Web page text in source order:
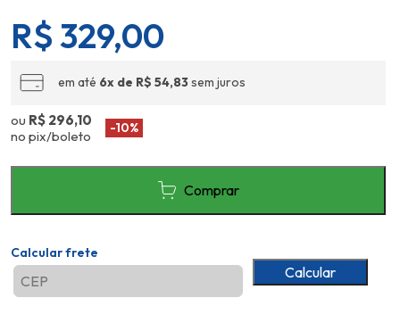
R$329,00
em até 6x de R$ 54,83sem juros
ou R$ 296,10
no pix/boleto
-10%
Comprar
Calcular frete
Calcular